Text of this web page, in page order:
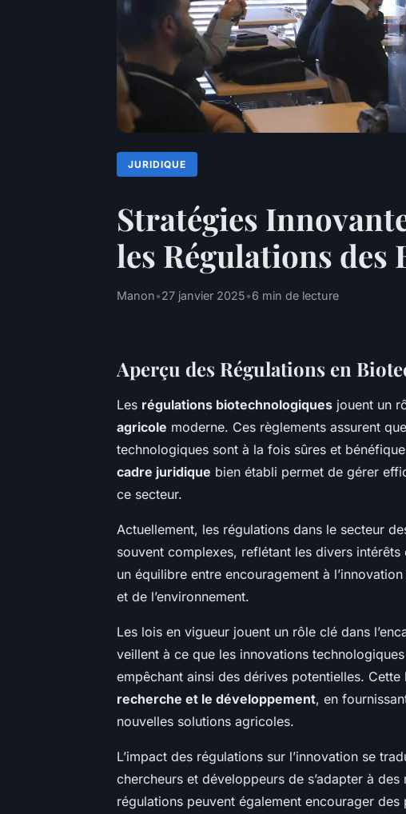
JURIDIQUE
Stratégies
les Régulations
Manon•27 janvier 2025•6 min de lecture
Aperçu des Régulations en
Les régulations biotechnologiques jouent un
agricole moderne. Ces règlements assurent
technologiques sont à la fois sûres et
cadre juridique bien établi permet de gérer
ce secteur.
Actuellement, les régulations dans le secteur
souvent complexes, reflétant les divers
un équilibre entre encouragement à
et de l’environnement.
Les lois en vigueur jouent un rôle clé dans
veillent à ce que les innovations
empêchant ainsi des dérives potentielles.
recherche et le développement, en
nouvelles solutions agricoles.
L’impact des régulations sur l’innovation se
chercheurs et développeurs de s’adapter à
régulations peuvent également encourager